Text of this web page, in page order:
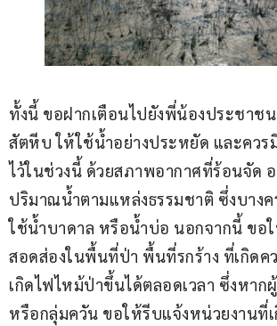
ทั้งนี้ ขอฝากเตือนไปยังพี่น้องประชาช
สัตหีบ ให้ใช้น้ำอย่างประหยัด และควร
ไว้ในช่วงนี้ ด้วยสภาพอากาศที่ร้อนจัด
ปริมาณน้ำตามแหล่งธรรมชาติ ซึ่งบางค
ใช้น้ำบาดาล หรือน้ำบ่อ นอกจากนี้ ขอ
สอดส่องในพื้นที่ป่า พื้นที่รกร้าง ที่เกิดค
เกิดไฟไหม้ป่าขึ้นได้ตลอดเวลา ซึ่งหา
หรือกลุ่มควัน ขอให้รีบแจ้งหน่วยงานที่เ